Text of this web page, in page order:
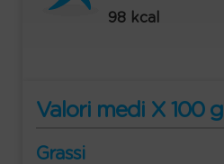
98 kcal
Valori medi X 100 g
Grassi